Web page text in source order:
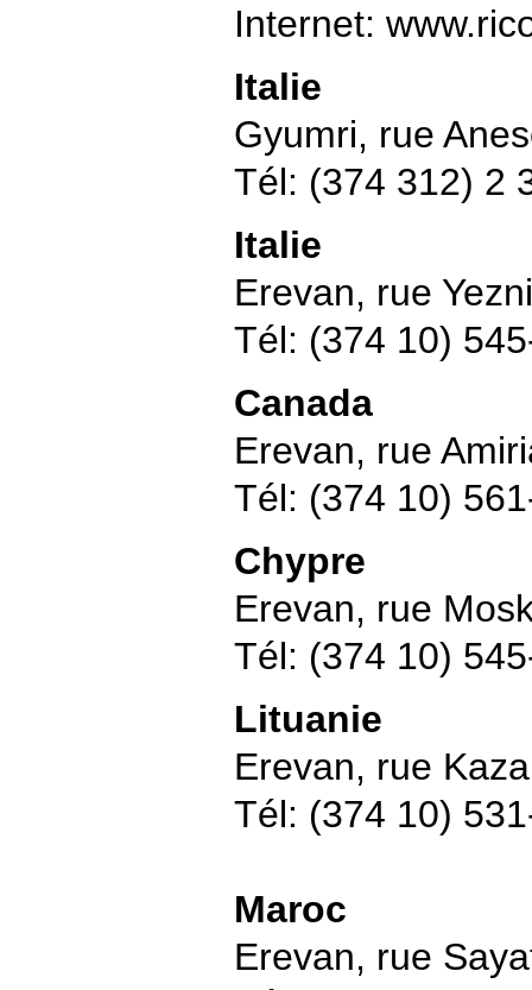
Internet:
Italie
Gyumri, rue
Tél: (374 312) 2
Italie
Erevan, rue
Tél: (374 10)
Canada
Erevan, rue
Tél: (374 10)
Chypre
Erevan, rue
Tél: (374 10)
Lituanie
Erevan, rue
Tél: (374 10)
Maroc
Erevan, rue